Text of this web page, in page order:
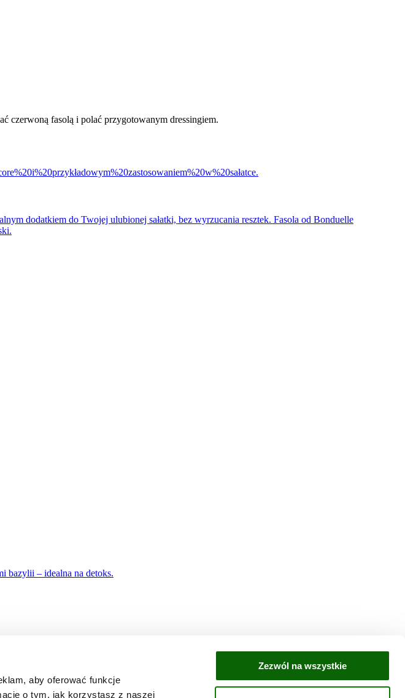
aby oferować funkcje
o tym, jak korzystasz z naszej
Zezwól na wszystkie
czerwoną fasolą i polać przygotowanym dressingiem.
dodatkiem do Twojej ulubionej sałatki, bez wyrzucania resztek. Fasola od Bonduelle